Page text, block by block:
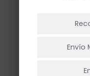
porque no
Envío